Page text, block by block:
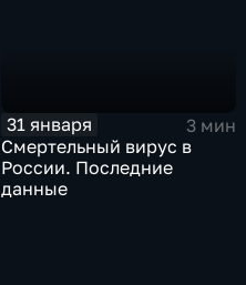
31 января
3 мин
Смертельный вирус в
России. Последние
данные